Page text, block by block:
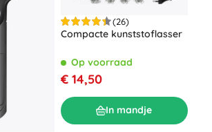
(26)
Compacte kunststoflasser
Op voorraad
€ 14,50
In mandje